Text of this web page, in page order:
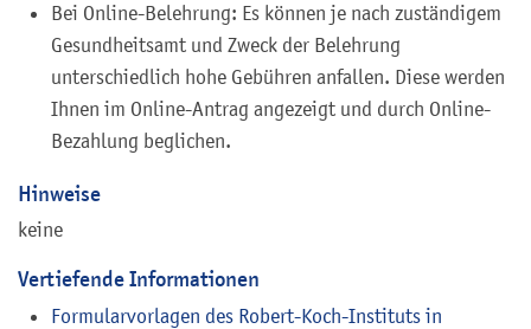
Bei Online-Belehrung: Es können je nach zuständigem
Gesundheitsamt und Zweck der Belehrung
unterschiedlich hohe Gebühren anfallen. Diese werden
Ihnen im Online-Antrag angezeigt und durch Online-
Bezahlung beglichen.
Hinweise
keine
Vertiefende Informationen
Formularvorlagen des Robert-Koch-Instituts in